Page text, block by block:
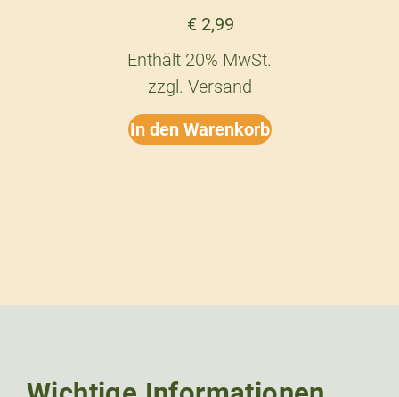
€ 2,99
Enthält 20% MwSt.
zzgl. Versand
In den Warenkorb